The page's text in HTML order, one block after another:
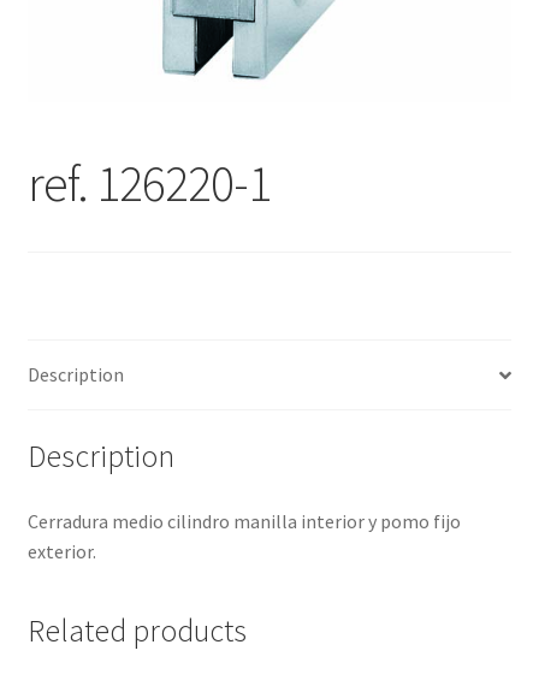
ref. 126220-1
Description
Description
Cerradura medio cilindro manilla interior y pomo fijo
exterior.
Related products